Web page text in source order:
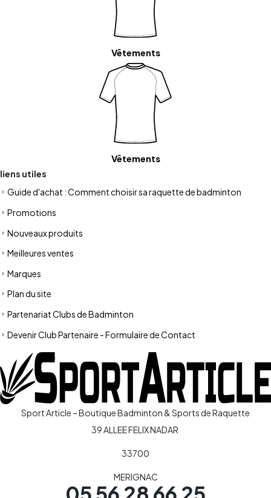
Vêtements
Vêtements
liens utiles
Guide d'achat : Comment choisir sa raquette de badminton
Promotions
Nouveaux produits
Meilleures ventes
Marques
Plan du site
Partenariat Clubs de Badminton
Devenir Club Partenaire - Formulaire de Contact
Sport Article – Boutique Badminton & Sports de Raquette
39 ALLEE FELIX NADAR
33700
MERIGNAC